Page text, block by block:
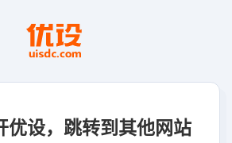
优设，跳转到其他网站